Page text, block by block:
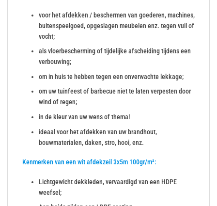
voor het afdekken / beschermen van goederen, machines,
buitenspeelgoed, opgeslagen meubelen enz. tegen vuil of
vocht;
als vloerbescherming of tijdelijke afscheiding tijdens een
verbouwing;
om in huis te hebben tegen een onverwachte lekkage;
om uw tuinfeest of barbecue niet te laten verpesten door
wind of regen;
in de kleur van uw wens of thema!
ideaal voor het afdekken van uw brandhout,
bouwmaterialen, daken, stro, hooi, enz.
Kenmerken van een wit afdekzeil 3x5m 100gr/m²:
Lichtgewicht dekkleden, vervaardigd van een HDPE
weefsel;